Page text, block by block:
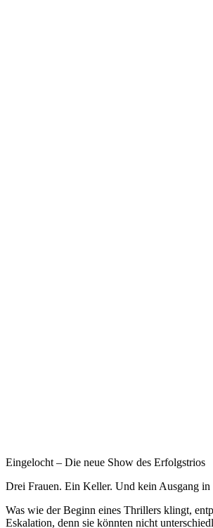
Eingelocht – Die neue Show des Erfolgstrios
Drei Frauen. Ein Keller. Und kein Ausgang in
Was wie der Beginn eines Thrillers klingt,
Eskalation, denn sie könnten nicht